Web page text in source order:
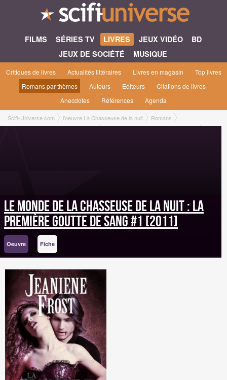
FILMS SÉRIES TV LIVRES JEUX VIDÉO
BD
JEUX DE SOCIÉTÉ
MUSIQUE
Critiques de livres Actualités littéraires Livres en magasin
Top livres
Romans par thèmes
Auteurs Editeurs
Citations de livres
Anecdotes
Références Agenda
Scifi-Universe.com l'oeuvre La Chasseuse de la nuit
Romans
Le monde de la chasseuse de la nuit
La première goutte de sang #1 [2011]
Le monde de la chasseuse de la nuit : La
première goutte de sang #1 [2011]
Oeuvre Fiche